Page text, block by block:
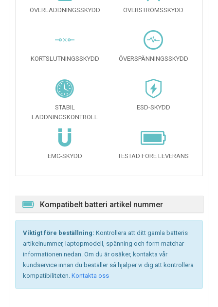
ÖVERLADDNINGSSKYDD ÖVERSTRÖMSSKYDD
KORTSLUTNINGSSKYDD ÖVERSPÄNNINGSSKYDD
STABIL
LADDNINGSKONTROLL
ESD-SKYDD
EMC-SKYDD TESTAD FÖRE LEVERANS
Kompatibelt batteri artikel nummer
Viktigt före beställning: Kontrollera att ditt gamla batteris
artikelnummer, laptopmodell, spänning och form matchar
informationen nedan. Om du är osäker, kontakta vår
kundservice innan du beställer så hjälper vi dig att kontrollera
kompatibiliteten. Kontakta oss